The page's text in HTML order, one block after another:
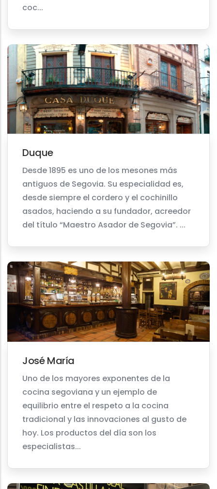
coc...
Duque
Desde 1895 es uno de los mesones más
antiguos de Segovia. Su especialidad es,
desde siempre el cordero y el cochinillo
asados, haciendo a su fundador, acreedor
del título “Maestro Asador de Segovia”. ...
José María
Uno de los mayores exponentes de la
cocina segoviana y un ejemplo de
equilibrio entre el respeto a la cocina
tradicional y las innovaciones al gusto de
hoy. Los productos del día son los
especialistas...